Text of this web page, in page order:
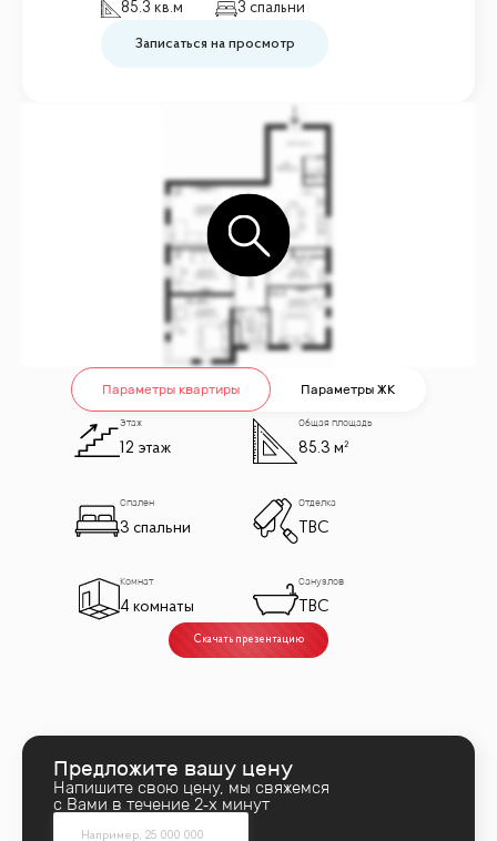
85.3 кв.м 3 спальни
Записаться на просмотр
Параметры квартиры Параметры ЖК
Этаж
12 этаж
Общая площадь
85.3 м²
Спален
3 спальни
Отделка
TBC
Комнат
4 комнаты
Санузлов
TBC
Скачать презентацию
Предложите вашу цену
Напишите свою цену, мы свяжемся
с Вами в течение 2‑х минут